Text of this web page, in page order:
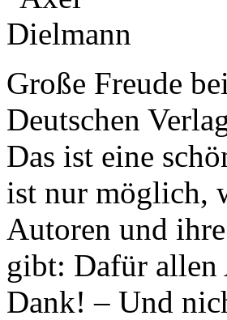
Große Freude
Deutschen
Das ist eine
ist nur möglich,
Autoren und
gibt: Dafür allen
Dank! – Und